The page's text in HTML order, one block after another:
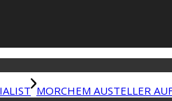
MORCHEM AUSTELLER